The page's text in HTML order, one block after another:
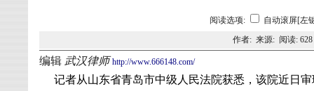
阅读选项:
自动滚屏[左
作者: 来源: 阅读: 628
编辑 武汉律师 http://www.666148.com/
记者从山东省青岛市中级人民法院获悉，该院近日